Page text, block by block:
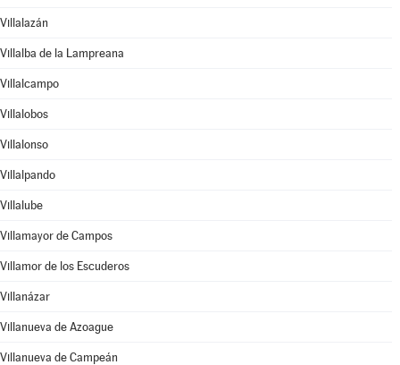
Villalazán
Villalba de la Lampreana
Villalcampo
Villalobos
Villalonso
Villalpando
Villalube
Villamayor de Campos
Villamor de los Escuderos
Villanázar
Villanueva de Azoague
Villanueva de Campeán